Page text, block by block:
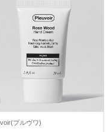
プルヴワ)